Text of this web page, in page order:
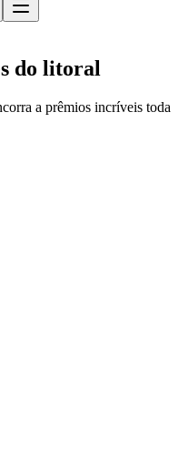
do litoral
a prêmios incríveis toda